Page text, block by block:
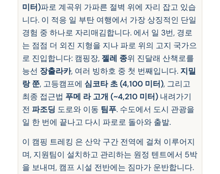
미터)파로 계곡위 가파른 절벽 위에 자리 잡고 있습
니다. 이 적응 일 부탄 여행에서 가장 상징적인 단일
경험 중 하나로 자리매김합니다. 에서 일 3번, 경로
는 점점 더 외진 지형을 지나 파로 위의 고지 국가으
로 진입합니다: 캠핑장, 젤레 종위 진달래 산책로를
능선 장출라카, 여러 빙하호 중 첫 번째입니다. 지밀
랑 쭌, 고등캠프에 심코타 초 (4,100 미터), 그리고
최종 접근법 푸메 라 고개 (~4,210 미터)내려가기
전 파조딩 도로와 이동 팀푸. 수도에서 도시 관광을
일 한 번에 끝나고 다시 파로로 돌아와 출발.
이 캠핑 트레킹 은 산악 구간 전역에 걸쳐 이루어지
며, 지원팀이 설치하고 관리하는 원정 텐트에서 5박
을 보내며, 캠프 시설 전반에는 짐마가 운반합니다.